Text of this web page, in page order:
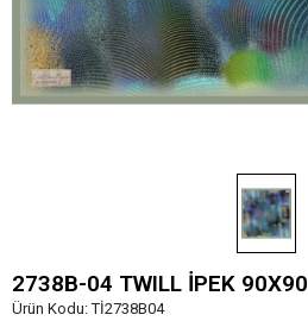
2738B-04 TWILL İPEK 90X90
Ürün Kodu:Tİ2738B04